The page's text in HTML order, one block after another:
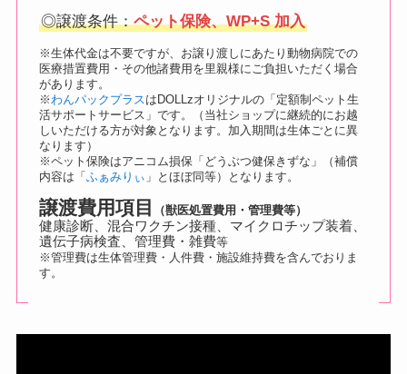
◎譲渡条件：ペット保険、WP+S 加入
※生体代金は不要ですが、お譲り渡しにあたり動物病院での
医療措置費用・その他諸費用を里親様にご負担いただく場合
があります。
※わんパックプラスはDOLLzオリジナルの「定額制ペット生
活サポートサービス」です。（当社ショップに継続的にお越
しいただける方が対象となります。加入期間は生体ごとに異
なります）
※ペット保険はアニコム損保「どうぶつ健保きずな」（補償
内容は「ふぁみりぃ 」とほぼ同等）となります。
譲渡費用項目 （獣医処置費用・管理費等）
健康診断、混合ワクチン接種、マイクロチップ装着、
遺伝子病検査、管理費・雑費等
※管理費は生体管理費・人件費・施設維持費を含んでおりま
す。